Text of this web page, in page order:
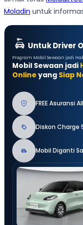
Moladin untuk
Untuk Driver
Program Mobil Sewaan jadi
Mobil Sewaan jadi
Online yang Siap
FREE Asuransi
Diskon Charge
Mobil Diganti